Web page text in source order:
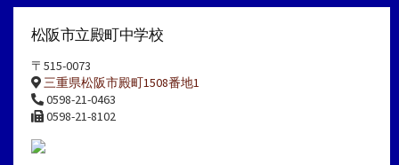
松阪市立殿町中学校
〒515-0073
三重県松阪市殿町1508番地1
0598-21-0463
0598-21-8102